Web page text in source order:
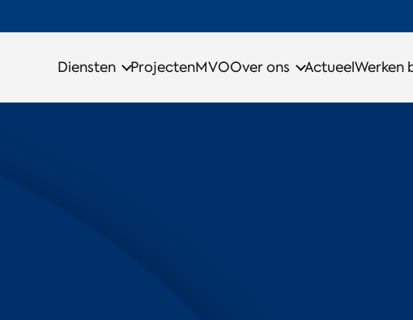
Diensten ProjectenMVOOver ons ActueelWerken